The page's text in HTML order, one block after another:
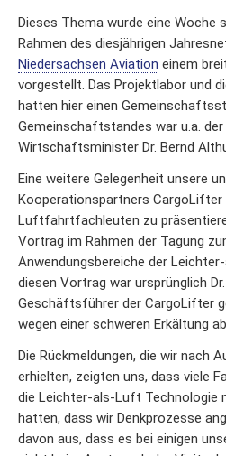
Dieses Thema wurde eine Woche
Rahmen des diesjährigen
Niedersachsen Aviation einem
vorgestellt. Das Projektlabor und
hatten hier einen
Gemeinschaftstandes war u.a.
Wirtschaftsminister Dr. Bernd
Eine weitere Gelegenheit unsere
Kooperationspartners CargoLifter
Luftfahrtfachleuten zu
Vortrag im Rahmen der Tagung
Anwendungsbereiche der
diesen Vortrag war ursprünglich
Geschäftsführer der CargoLifter
wegen einer schweren Erkältung
Die Rückmeldungen, die wir nach
erhielten, zeigten uns, dass viele
die Leichter-als-Luft Technologie
hatten, dass wir Denkprozesse
davon aus, dass es bei einigen